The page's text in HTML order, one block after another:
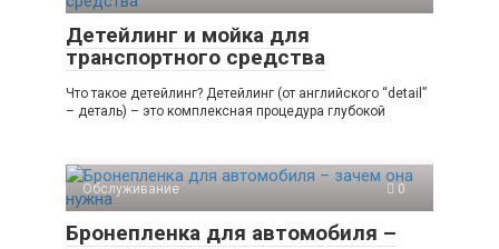
Детейлинг и мойка для
транспортного средства
Что такое детейлинг? Детейлинг (от английского “detail”
– деталь) – это комплексная процедура глубокой
Обслуживание 0
Бронепленка для автомобиля –